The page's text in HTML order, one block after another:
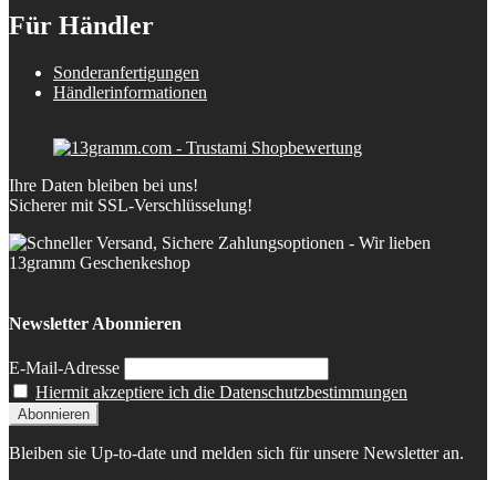
Für Händler
Sonderanfertigungen
Händlerinformationen
Ihre Daten bleiben bei uns!
Sicherer mit SSL-Verschlüsselung!
Newsletter Abonnieren
E-Mail-Adresse
Hiermit akzeptiere ich die Datenschutzbestimmungen
Bleiben sie Up-to-date und melden sich für unsere Newsletter an.